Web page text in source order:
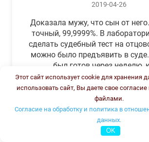
2019-04-26
Доказала мужу, что сын от
точный, 99,9999%. В
сделать судебный тест на
можно было предъявить в суде.
был готов через неделю,
обещали.Теперь муж бегает и
Этот сайт использует cookie для хранения
использовать сайт, Вы даете свое согласие
файлами.
Согласие на обработку и политика в
данных.
OK